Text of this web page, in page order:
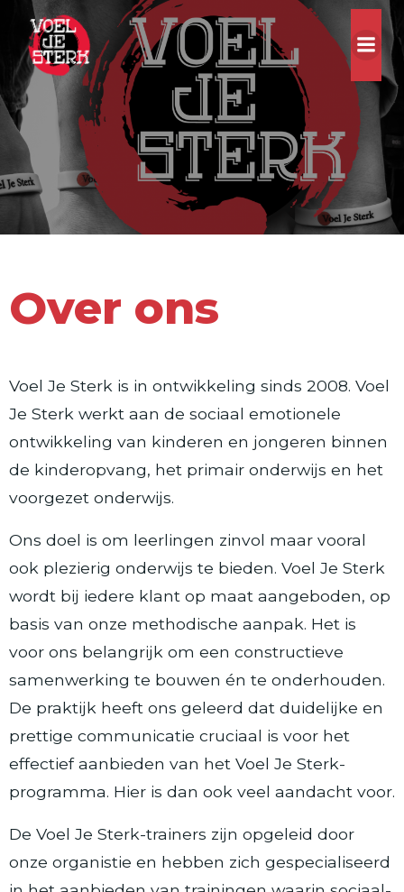
naar
de
inhoud
Over ons
Voel Je Sterk is in ontwikkeling sinds 2008. Voel
Je Sterk werkt aan de sociaal emotionele
ontwikkeling van kinderen en jongeren binnen
de kinderopvang, het primair onderwijs en het
voorgezet onderwijs.
Ons doel is om leerlingen zinvol maar vooral
ook plezierig onderwijs te bieden. Voel Je Sterk
wordt bij iedere klant op maat aangeboden, op
basis van onze methodische aanpak. Het is
voor ons belangrijk om een constructieve
samenwerking te bouwen én te onderhouden.
De praktijk heeft ons geleerd dat duidelijke en
prettige communicatie cruciaal is voor het
effectief aanbieden van het Voel Je Sterk-
programma. Hier is dan ook veel aandacht voor.
De Voel Je Sterk-trainers zijn opgeleid door
onze organistie en hebben zich gespecialiseerd